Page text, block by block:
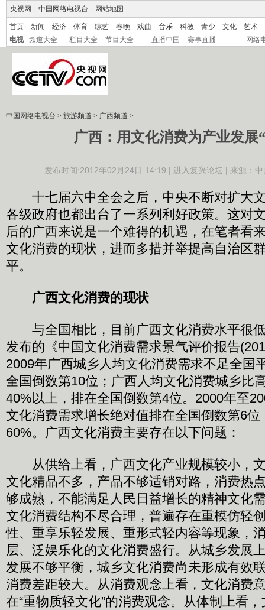
央视网 中国网络电视台 网站地图
首页 新闻 经济 体育 综艺 春晚 戏曲 音乐 科教 青少 文化
艺术
电视
频道大全 栏目大全 节目大全 直播中国 赛事直播 网络
中国网络电视台 > 旅游频道 > 广西频道 >
广西：用文化消费为产业发展
发布时间:2012年02月24日 14:19 | 进入复兴论坛| 来源：
十七届六中全会之后，中央不断对扩大
各级政府也都出台了一系列利好政策。这对
后的广西来说是一个难得的机遇，在笔者看
文化消费的现状，进而多措并举提高自治区
平。
广西文化消费的现状
与全国相比，目前广西文化消费水平很
发布的《中国文化消费需求景气评价报告
2009年广西城乡人均文化消费需求不足全国
全国倒数第10位；广西人均文化消费城乡比
40%以上，排在全国倒数第4位。2000年至
文化消费需求增长绝对值排在全国倒数第6
60%。广西文化消费主要存在以下问题：
从供给上看，广西文化产业规模较小，
文化精品不多，产品不够适销对路，消费热
够成熟，不能满足人民日益增长的精神文化
文化消费结构不尽合理，普遍存在重模仿轻
性、重享乐轻发展、重形式轻内容等现象，
层、泛娱乐化的文化消费盛行。从城乡发展
发展不够平衡，城乡文化消费尚未形成有效
消费差距较大。从消费观念上看，文化消费
在“重物质轻文化”的消费观念。从体制上看